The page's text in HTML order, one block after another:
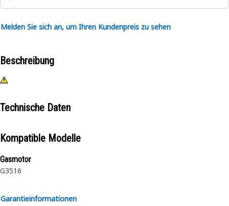
Melden Sie sich an, um Ihren Kundenpreis zu sehen
Beschreibung
Technische Daten
Kompatible Modelle
Gasmotor
G3516
Garantieinformationen